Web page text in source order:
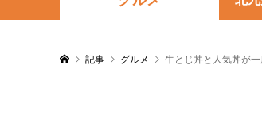
記事 グルメ 牛とじ丼と人気丼が